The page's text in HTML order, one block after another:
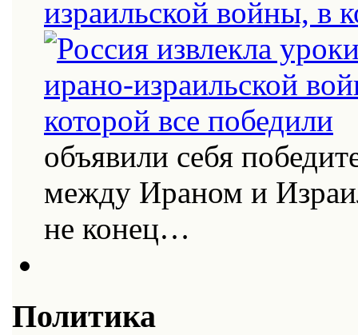
израильской войны, в
объявили себя
между Ираном и
не конец…
Политика